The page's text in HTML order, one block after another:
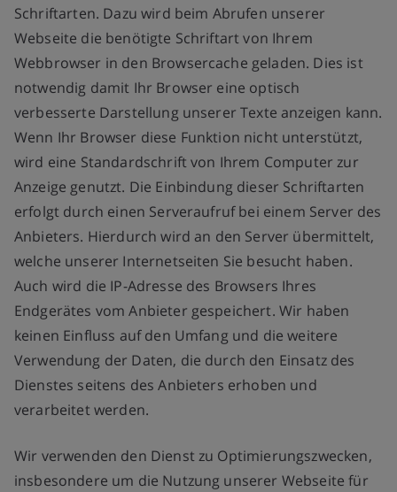
Schriftarten. Dazu wird beim Abrufen unserer
Webseite die benötigte Schriftart von Ihrem
Webbrowser in den Browsercache geladen. Dies ist
notwendig damit Ihr Browser eine optisch
verbesserte Darstellung unserer Texte anzeigen kann.
Wenn Ihr Browser diese Funktion nicht unterstützt,
wird eine Standardschrift von Ihrem Computer zur
Anzeige genutzt. Die Einbindung dieser Schriftarten
erfolgt durch einen Serveraufruf bei einem Server des
Anbieters. Hierdurch wird an den Server übermittelt,
welche unserer Internetseiten Sie besucht haben.
Auch wird die IP-Adresse des Browsers Ihres
Endgerätes vom Anbieter gespeichert. Wir haben
keinen Einfluss auf den Umfang und die weitere
Verwendung der Daten, die durch den Einsatz des
Dienstes seitens des Anbieters erhoben und
verarbeitet werden.
Wir verwenden den Dienst zu Optimierungszwecken,
insbesondere um die Nutzung unserer Webseite für